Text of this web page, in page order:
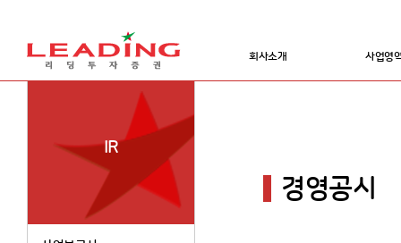
회사소개 사업영
IR
경영공시